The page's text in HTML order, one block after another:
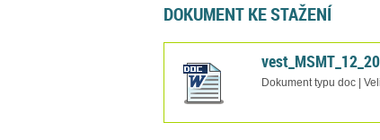
DOKUMENT KE STAŽENÍ
Dokument typu doc |